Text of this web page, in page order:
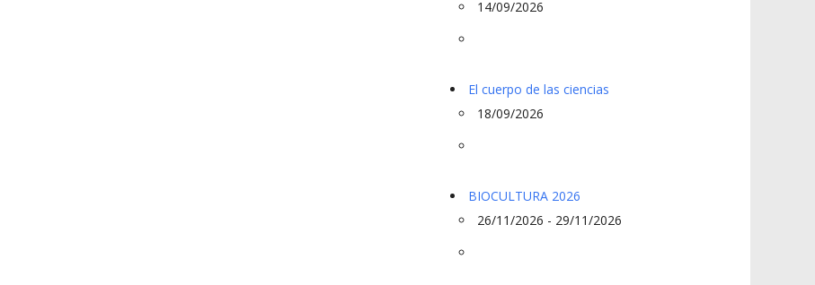
14/09/2026
El cuerpo de las ciencias
18/09/2026
BIOCULTURA 2026
26/11/2026 - 29/11/2026